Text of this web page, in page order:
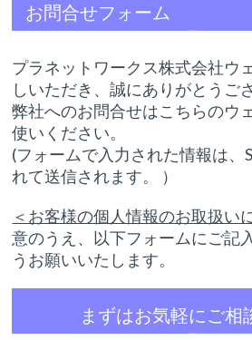
お問合せフォーム
プラネットワークス株式会社ウ
しいただき、誠にありがとうご
弊社へのお問合せはこちらのウ
使いください。
(フォームで入力された情報は、
れて送信されます。 ）
＜お客様の個人情報のお取扱い
意のうえ、以下フォームにご記
うお願いいたします。
まずはお気軽にご相